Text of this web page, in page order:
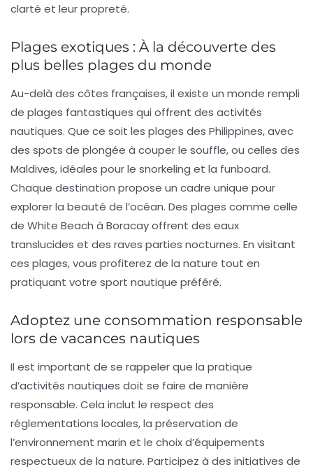
clarté et leur propreté.
Plages exotiques : À la découverte des
plus belles plages du monde
Au-delà des côtes françaises, il existe un monde rempli
de plages fantastiques qui offrent des activités
nautiques. Que ce soit les plages des Philippines, avec
des spots de plongée à couper le souffle, ou celles des
Maldives, idéales pour le snorkeling et la funboard.
Chaque destination propose un cadre unique pour
explorer la beauté de l’océan. Des plages comme celle
de White Beach à Boracay offrent des eaux
translucides et des raves parties nocturnes. En visitant
ces plages, vous profiterez de la nature tout en
pratiquant votre sport nautique préféré.
Adoptez une consommation responsable
lors de vacances nautiques
Il est important de se rappeler que la pratique
d’activités nautiques doit se faire de manière
responsable. Cela inclut le respect des
réglementations locales, la préservation de
l’environnement marin et le choix d’équipements
respectueux de la nature. Participez à des initiatives de